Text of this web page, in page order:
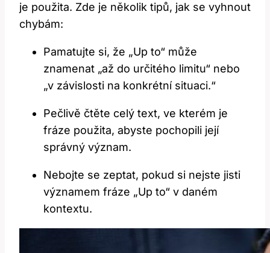
je použita. Zde je několik tipů, jak se vyhnout
chybám:
Pamatujte si, že „Up to“ může
znamenat „až do určitého limitu“ nebo
„v závislosti na konkrétní situaci.“
Pečlivě čtěte celý text, ve kterém je
fráze použita, abyste pochopili její
správný význam.
Nebojte se zeptat, pokud si nejste jisti
významem fráze „Up to“ v daném
kontextu.